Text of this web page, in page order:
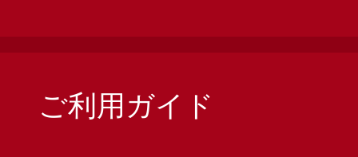
ご利用ガイド